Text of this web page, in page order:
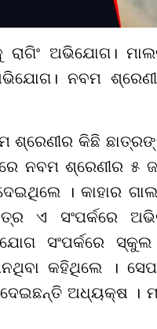
ଅଭିଯୋଗ।
ନବମ
ଶ୍ରେଣୀର କିଛି
ନବମ ଶ୍ରେଣୀର
ଦେଇଥିଲେ ।
ଏ ସଂପର୍କରେ
ସଂପର୍କରେ
କହିଥିଲେ ।
ଅଧ୍ୟକ୍ଷ ।